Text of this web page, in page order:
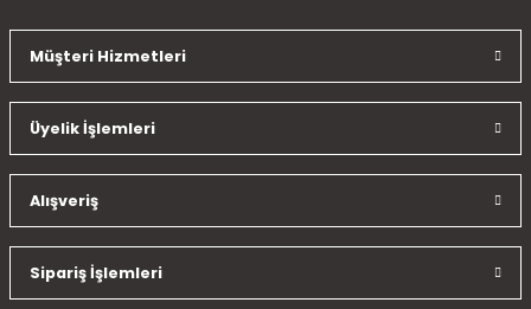
Müşteri Hizmetleri
Üyelik İşlemleri
Alışveriş
Sipariş İşlemleri